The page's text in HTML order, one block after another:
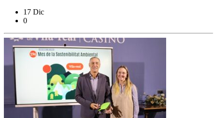
17 Dic
0